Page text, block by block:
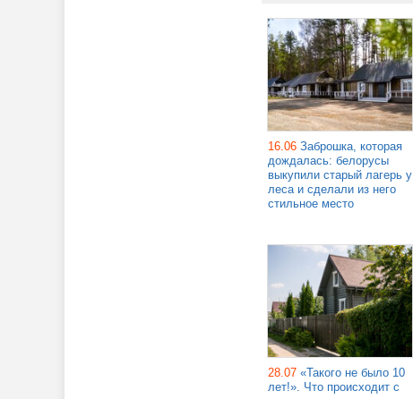
16.06 Заброшка, которая
дождалась: белорусы
выкупили старый лагерь у
леса и сделали из него
стильное место
28.07 «Такого не было 10
лет!». Что происходит с